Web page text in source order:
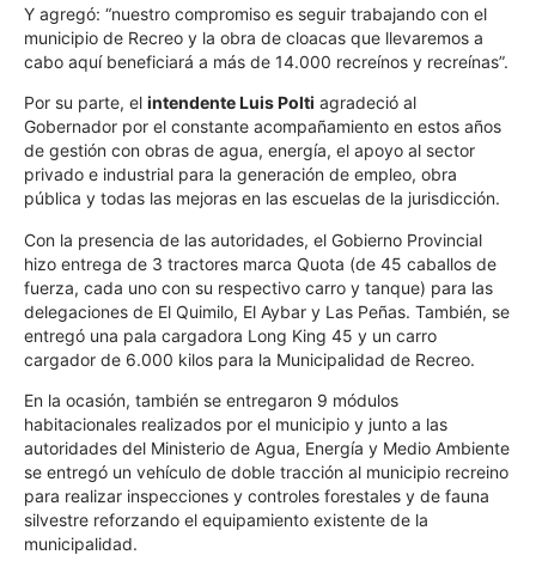
Y agregó: “nuestro compromiso es seguir trabajando con el
municipio de Recreo y la obra de cloacas que llevaremos a
cabo aquí beneficiará a más de 14.000 recreínos y recreínas”.
Por su parte, el intendente Luis Polti agradeció al
Gobernador por el constante acompañamiento en estos años
de gestión con obras de agua, energía, el apoyo al sector
privado e industrial para la generación de empleo, obra
pública y todas las mejoras en las escuelas de la jurisdicción.
Con la presencia de las autoridades, el Gobierno Provincial
hizo entrega de 3 tractores marca Quota (de 45 caballos de
fuerza, cada uno con su respectivo carro y tanque) para las
delegaciones de El Quimilo, El Aybar y Las Peñas. También, se
entregó una pala cargadora Long King 45 y un carro
cargador de 6.000 kilos para la Municipalidad de Recreo.
En la ocasión, también se entregaron 9 módulos
habitacionales realizados por el municipio y junto a las
autoridades del Ministerio de Agua, Energía y Medio Ambiente
se entregó un vehículo de doble tracción al municipio recreino
para realizar inspecciones y controles forestales y de fauna
silvestre reforzando el equipamiento existente de la
municipalidad.